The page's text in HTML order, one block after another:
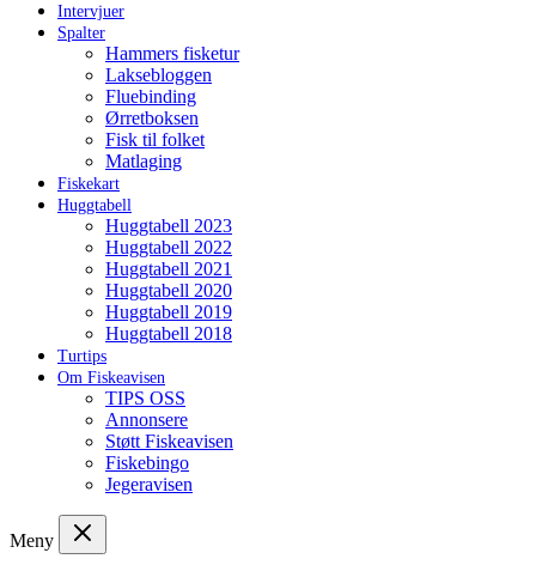
Intervjuer
Spalter
Hammers fisketur
Laksebloggen
Fluebinding
Ørretboksen
Fisk til folket
Matlaging
Fiskekart
Huggtabell
Huggtabell 2023
Huggtabell 2022
Huggtabell 2021
Huggtabell 2020
Huggtabell 2019
Huggtabell 2018
Turtips
Om Fiskeavisen
TIPS OSS
Annonsere
Støtt Fiskeavisen
Fiskebingo
Jegeravisen
Meny